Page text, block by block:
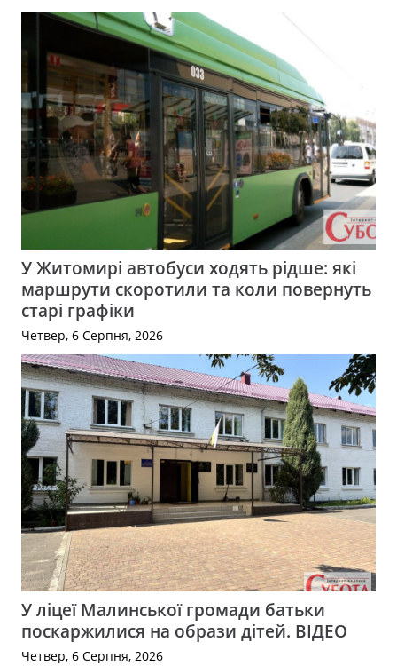
У Житомирі автобуси ходять рідше: які
маршрути скоротили та коли повернуть
старі графіки
Четвер, 6 Серпня, 2026
У ліцеї Малинської громади батьки
поскаржилися на образи дітей. ВІДЕО
Четвер, 6 Серпня, 2026